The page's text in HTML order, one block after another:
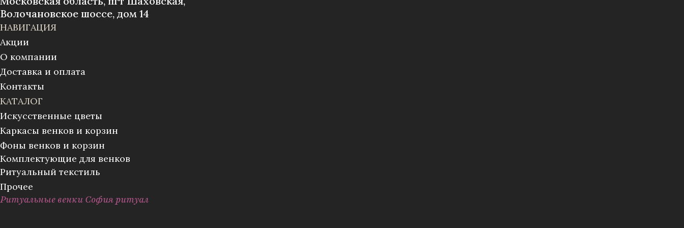
Волочановское шоссе, дом 14
НАВИГАЦИЯ
Акции
О компании
Доставка и оплата
Контакты
КАТАЛОГ
Искусственные цветы
Каркасы венков и корзин
Фоны венков и корзин
Комплектующие для венков
Ритуальный текстиль
Прочее
Ритуальные венки София ритуал